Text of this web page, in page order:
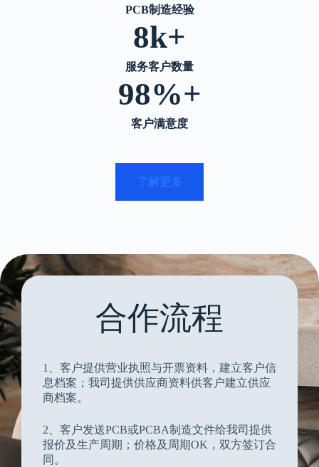
PCB制造经验
8k+
服务客户数量
98%+
客户满意度
了解更多
合作流程
1、客户提供营业执照与开票资料，建立客户信
息档案；我司提供供应商资料供客户建立供应
商档案。
2、客户发送PCB或PCBA制造文件给我司提供
报价及生产周期；价格及周期OK，双方签订合
同。